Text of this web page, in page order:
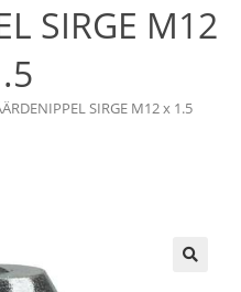
SIRGE M12
SIRGE M12 x 1.5